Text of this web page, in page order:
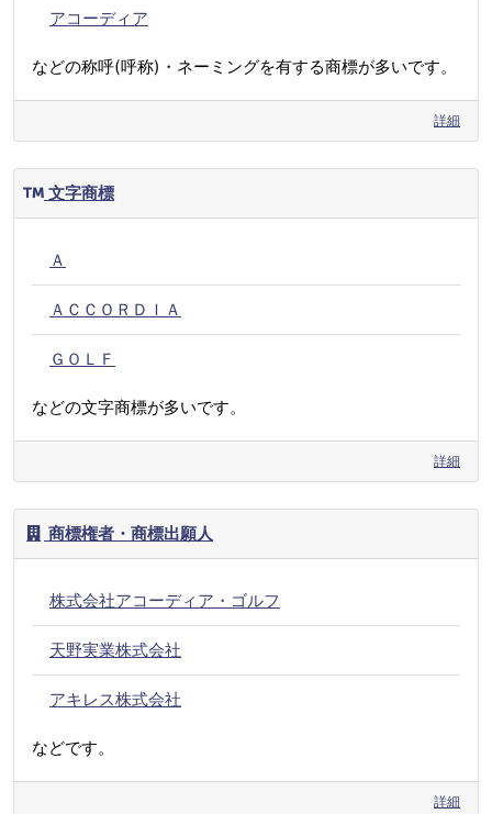
アコーディア
などの称呼(呼称)・ネーミングを有する商標が多いです。
詳細
文字商標
Ａ
ＡＣＣＯＲＤＩＡ
ＧＯＬＦ
などの文字商標が多いです。
詳細
商標権者・商標出願人
株式会社アコーディア・ゴルフ
天野実業株式会社
アキレス株式会社
などです。
詳細